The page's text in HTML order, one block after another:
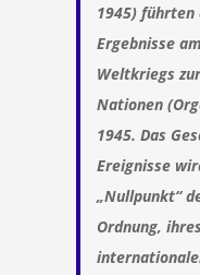
1945)
Ergebnisse
Weltkriegs
Nationen
1945. Das
Ereignisse
„Nullpunkt“
Ordnung,